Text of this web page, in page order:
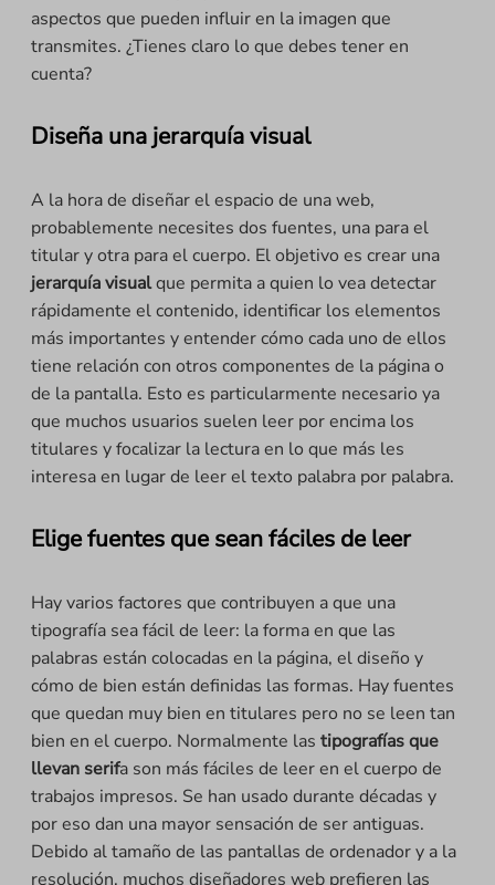
aspectos que pueden influir en la imagen que
transmites. ¿Tienes claro lo que debes tener en
cuenta?
Diseña una jerarquía visual
A la hora de diseñar el espacio de una web,
probablemente necesites dos fuentes, una para el
titular y otra para el cuerpo. El objetivo es crear una
jerarquía visualque permita a quien lo vea detectar
rápidamente el contenido, identificar los elementos
más importantes y entender cómo cada uno de ellos
tiene relación con otros componentes de la página o
de la pantalla. Esto es particularmente necesario ya
que muchos usuarios suelen leer por encima los
titulares y focalizar la lectura en lo que más les
interesa en lugar de leer el texto palabra por palabra.
Elige fuentes que sean fáciles de leer
Hay varios factores que contribuyen a que una
tipografía sea fácil de leer: la forma en que las
palabras están colocadas en la página, el diseño y
cómo de bien están definidas las formas. Hay fuentes
que quedan muy bien en titulares pero no se leen tan
bien en el cuerpo. Normalmente las tipografías que
llevan serifa son más fáciles de leer en el cuerpo de
trabajos impresos. Se han usado durante décadas y
por eso dan una mayor sensación de ser antiguas.
Debido al tamaño de las pantallas de ordenador y a la
resolución, muchos diseñadores web prefieren las